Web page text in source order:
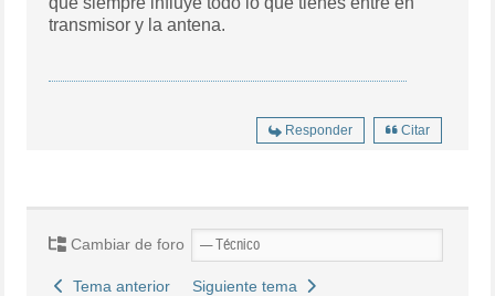
transmisor y la antena.
Responder Citar
Cambiar de foro
Tema anterior Siguiente tema